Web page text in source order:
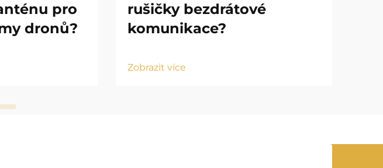
pro
dronů?
rušičky bezdrátové
komunikace?
Zobrazit více